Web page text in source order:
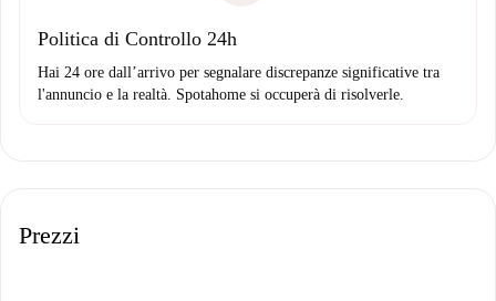
Politica di Controllo 24h
Hai 24 ore dall’arrivo per segnalare discrepanze significative tra
l'annuncio e la realtà. Spotahome si occuperà di risolverle.
Prezzi